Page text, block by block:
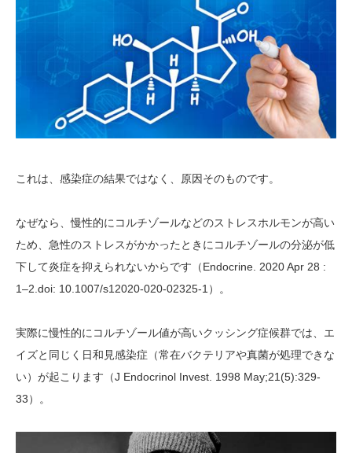
これは、感染症の結果ではなく、原因そのものです。
なぜなら、慢性的にコルチゾールなどのストレスホルモンが高い
ため、急性のストレスがかかったときにコルチゾールの分泌が低
下して炎症を抑えられないからです（Endocrine. 2020 Apr 28 :
1–2.doi: 10.1007/s12020-020-02325-1）。
実際に慢性的にコルチゾール値が高いクッシング症候群では、エ
イズと同じく日和見感染症（常在バクテリアや真菌が処理できな
い）が起こります（J Endocrinol Invest. 1998 May;21(5):329-
33）。